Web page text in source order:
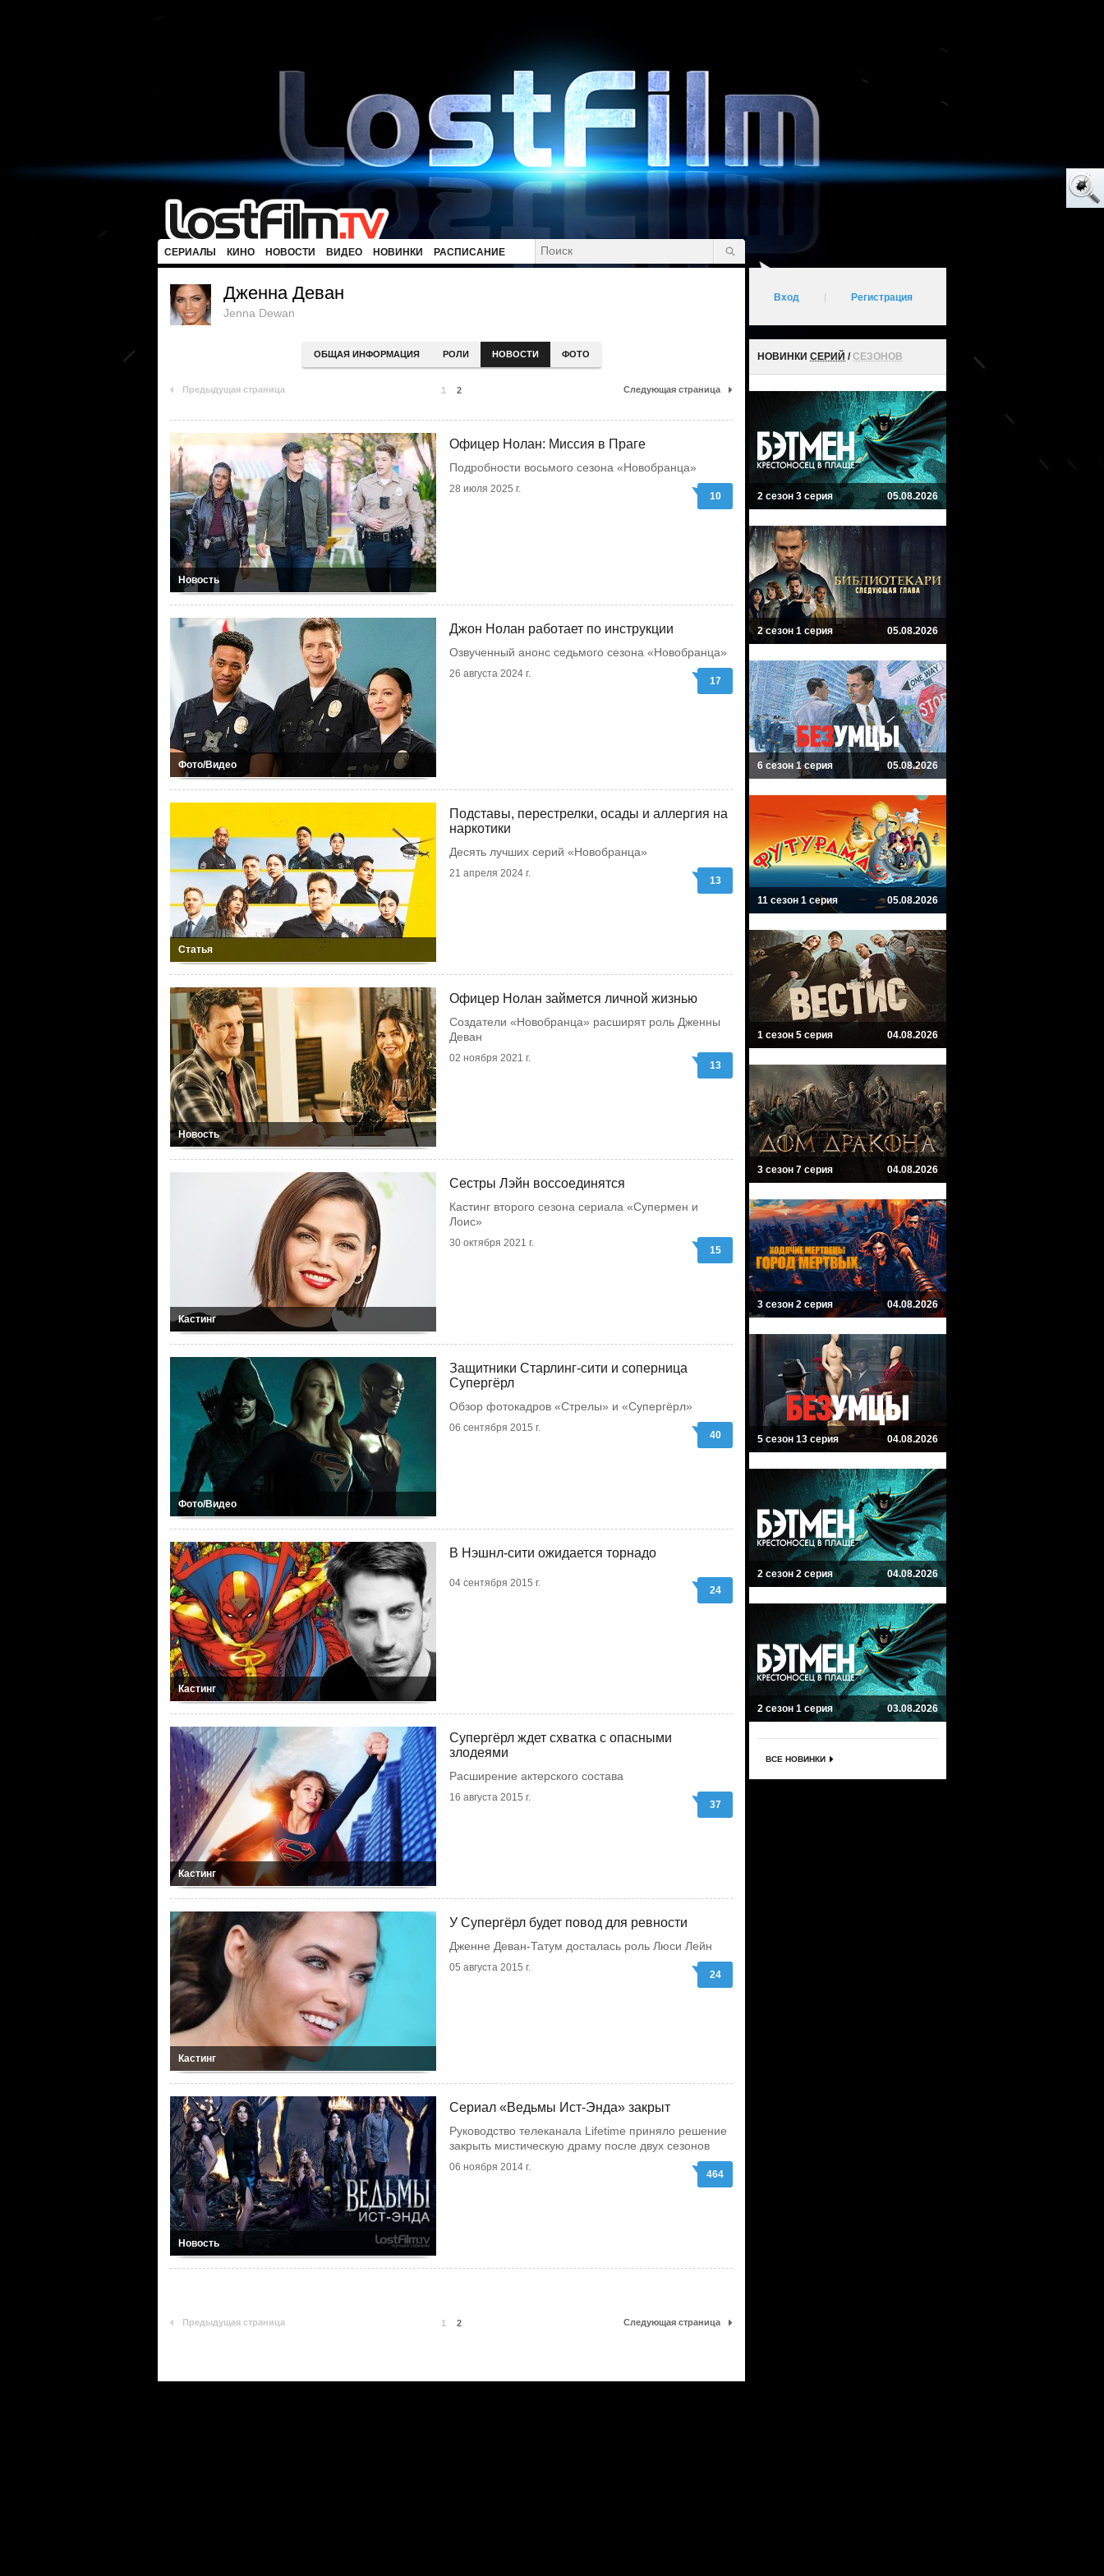
СЕРИАЛЫ КИНО НОВОСТИ ВИДЕО НОВИНКИ РАСПИСАНИЕ
Дженна Деван
Jenna Dewan
ОБЩАЯ ИНФОРМАЦИЯ РОЛИ НОВОСТИ ФОТО
Предыдущая страница 1 2 Следующая страница
Новость
Офицер Нолан: Миссия в Праге
Подробности восьмого сезона «Новобранца»
28 июля 2025 г.
10
Фото/Видео
Джон Нолан работает по инструкции
Озвученный анонс седьмого сезона «Новобранца»
26 августа 2024 г.
17
Статья
Подставы, перестрелки, осады и аллергия на
наркотики
Десять лучших серий «Новобранца»
21 апреля 2024 г.
13
Новость
Офицер Нолан займется личной жизнью
Создатели «Новобранца» расширят роль Дженны
Деван
02 ноября 2021 г.
13
Кастинг
Сестры Лэйн воссоединятся
Кастинг второго сезона сериала «Супермен и
Лоис»
30 октября 2021 г.
15
Фото/Видео
Защитники Старлинг-сити и соперница
Супергёрл
Обзор фотокадров «Стрелы» и «Супергёрл»
06 сентября 2015 г.
40
Кастинг
В Нэшнл-сити ожидается торнадо
04 сентября 2015 г.
24
Кастинг
Супергёрл ждет схватка с опасными
злодеями
Расширение актерского состава
16 августа 2015 г.
37
Кастинг
У Супергёрл будет повод для ревности
Дженне Деван-Татум досталась роль Люси Лейн
05 августа 2015 г.
24
Новость
Сериал «Ведьмы Ист-Энда» закрыт
Руководство телеканала Lifetime приняло решение
закрыть мистическую драму после двух сезонов
06 ноября 2014 г.
464
Предыдущая страница 1 2 Следующая страница
Вход Регистрация
НОВИНКИ СЕРИЙ /СЕЗОНОВ
2 сезон 3 серия 05.08.2026
2 сезон 1 серия 05.08.2026
6 сезон 1 серия 05.08.2026
11 сезон 1 серия 05.08.2026
1 сезон 5 серия 04.08.2026
3 сезон 7 серия 04.08.2026
3 сезон 2 серия 04.08.2026
5 сезон 13 серия 04.08.2026
2 сезон 2 серия 04.08.2026
2 сезон 1 серия 03.08.2026
ВСЕ НОВИНКИ